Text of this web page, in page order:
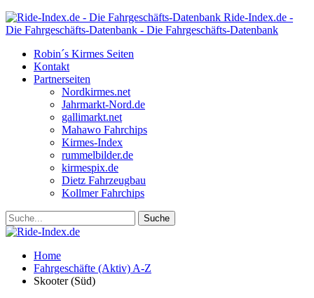
Ride-Index.de -
Die Fahrgeschäfts-Datenbank - Die Fahrgeschäfts-Datenbank
Robin´s Kirmes Seiten
Kontakt
Partnerseiten
Nordkirmes.net
Jahrmarkt-Nord.de
gallimarkt.net
Mahawo Fahrchips
Kirmes-Index
rummelbilder.de
kirmespix.de
Dietz Fahrzeugbau
Kollmer Fahrchips
Home
Fahrgeschäfte (Aktiv) A-Z
Skooter (Süd)